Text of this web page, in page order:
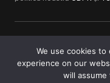
Copyright © 2017-2025
rezervate · Dezvoltat de
We use cookies
experience on our
will